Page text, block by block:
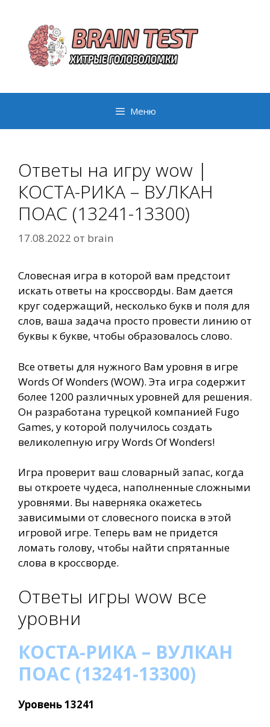
содержимому
Меню
Ответы на игру wow |
КОСТА-РИКА – ВУЛКАН
ПОАС (13241-13300)
17.08.2022 от brain
Словесная игра в которой вам предстоит
искать ответы на кроссворды. Вам дается
круг содержащий, несколько букв и поля для
слов, ваша задача просто провести линию от
буквы к букве, чтобы образовалось слово.
Все ответы для нужного Вам уровня в игре
Words Of Wonders (WOW). Эта игра содержит
более 1200 различных уровней для решения.
Он разработана турецкой компанией Fugo
Games, у которой получилось создать
великолепную игру Words Of Wonders!
Игра проверит ваш словарный запас, когда
вы откроете чудеса, наполненные сложными
уровнями. Вы наверняка окажетесь
зависимыми от словесного поиска в этой
игровой игре. Теперь вам не придется
ломать голову, чтобы найти спрятанные
слова в кроссворде.
Ответы игры wow все
уровни
КОСТА-РИКА – ВУЛКАН
ПОАС (13241-13300)
Уровень 13241